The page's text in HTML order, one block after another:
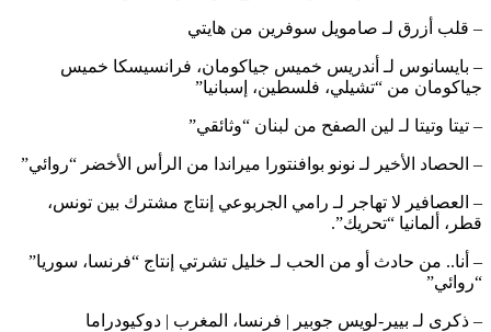
– قلب أزرق لـ صامويل سوفرين من هايتي
– بايسانوس لـ أندريس خميس جياكومان، فرانسيسكا خميس
جياكومان من “تشيلي، فلسطين، إسبانيا”
– تيتا وتيتا لـ لين الصفح من لبنان “وثائقي”
– الحصاد الأخير لـ نونو بوافنتورا ميراندا من الرأس الأخضر “روائي”
– العصافير لا تهاجر لـ رامي الجربوعي إنتاج مشترك بين تونس،
قطر، ألمانيا “تحريك”.
– أنا.. من حادث أو من الحب لـ خليل تشرتي إنتاج “فرنسا، سوريا”
“روائي”
– ذكرى لـ بيير-لويس جوبير | فرنسا، المغرب | دوكيودراما